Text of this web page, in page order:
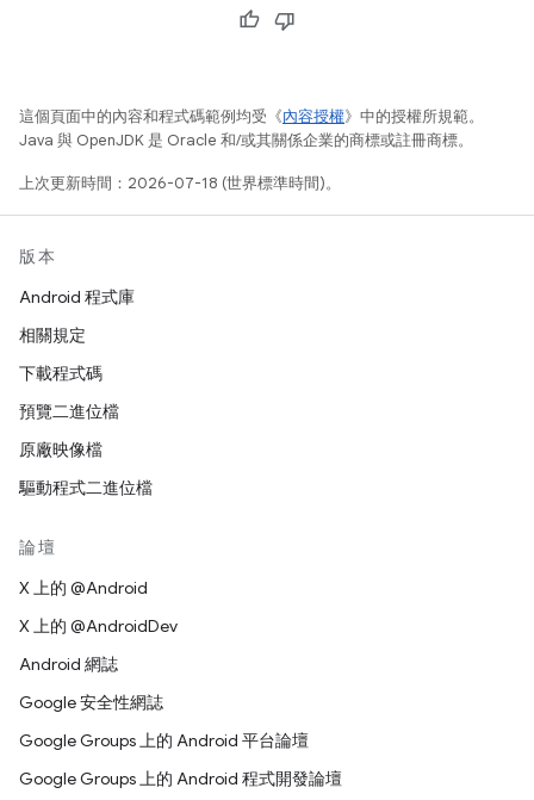
這個頁面中的內容和程式碼範例均受《內容授權》中的授權所規範。
Java 與 OpenJDK 是 Oracle 和/或其關係企業的商標或註冊商標。
上次更新時間：2026-07-18 (世界標準時間)。
版本
Android 程式庫
相關規定
下載程式碼
預覽二進位檔
原廠映像檔
驅動程式二進位檔
論壇
X 上的 @Android
X 上的 @AndroidDev
Android 網誌
Google 安全性網誌
Google Groups 上的 Android 平台論壇
Google Groups 上的 Android 程式開發論壇